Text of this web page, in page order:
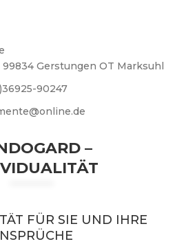
99834 Gerstungen OT Marksuhl
90247
–
FÜR SIE UND IHRE